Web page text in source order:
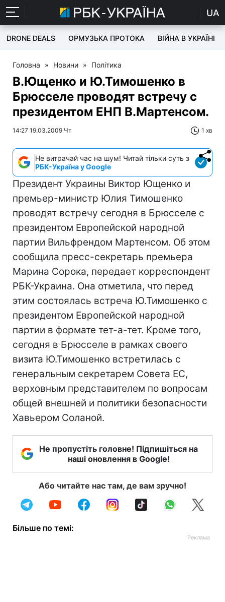
UA
DRONE DEALS ОРМУЗЬКА ПРОТОКА ВІЙНА В УКРАЇНІ
Головна » Новини » Політика
В.Ющенко и Ю.Тимошенко в
Брюсселе проводят встречу с
президентом ЕНП В.Мартенсом.
14:27 19.03.2009 Чт 1 хв
Не витрачай час на шум! Читай тільки суть з
РБК-Україна у Google
Президент Украины Виктор Ющенко и
премьер-министр Юлия Тимошенко
проводят встречу сегодня в Брюсселе с
президентом Европейской народной
партии Вильфрендом Мартенсом. Об этом
сообщила пресс-секретарь премьера
Марина Сорока, передает корреспондент
РБК-Украина. Она отметила, что перед
этим состоялась встреча Ю.Тимошенко с
президентом Европейской народной
партии в формате тет-а-тет. Кроме того,
сегодня в Брюсселе в рамках своего
визита Ю.Тимошенко встретилась с
генеральным секретарем Совета ЕС,
верховным представителем по вопросам
общей внешней и политики безопасности
Хавьером Соланой.
Не пропустіть головне! Підпишіться на
наші оновлення в Google!
Або читайте нас там, де вам зручно!
Більше по темі: